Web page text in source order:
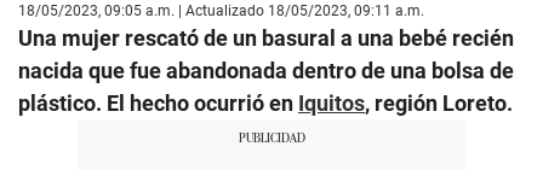
18/05/2023, 09:05 a.m. | Actualizado 18/05/2023, 09:11 a.m.
Una mujer rescató de un basural a una bebé recién
nacida que fue abandonada dentro de una bolsa de
plástico. El hecho ocurrió en Iquitos, región Loreto.